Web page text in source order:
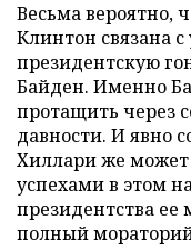
Весьма вероятно,
Клинтон связана с
президентскую
Байден. Именно
протащить через
давности. И явно
Хиллари же может
успехами в этом
президентства
полный